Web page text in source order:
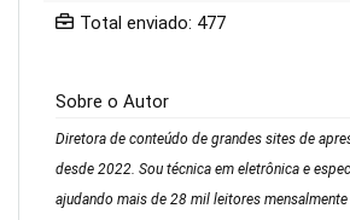
Total enviado: 477
Sobre o Autor
Diretora de conteúdo de grandes sites de
desde 2022. Sou técnica em eletrônica e
ajudando mais de 28 mil leitores